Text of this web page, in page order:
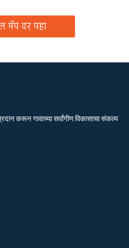
मॅप वर पहा
करून गावाच्या सर्वांगीण विकासाचा संकल्प